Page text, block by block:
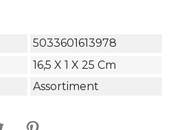
5033601613978
16,5 X 1 X 25 Cm
Assortiment